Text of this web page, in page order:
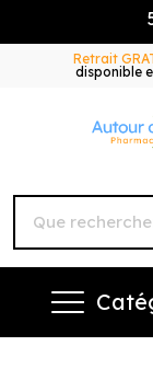
Retrait
disponible